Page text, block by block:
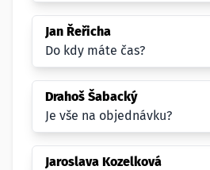
Jan Řeřicha
Do kdy máte čas?
Drahoš Šabacký
Je vše na objednávku?
Jaroslava Kozelková